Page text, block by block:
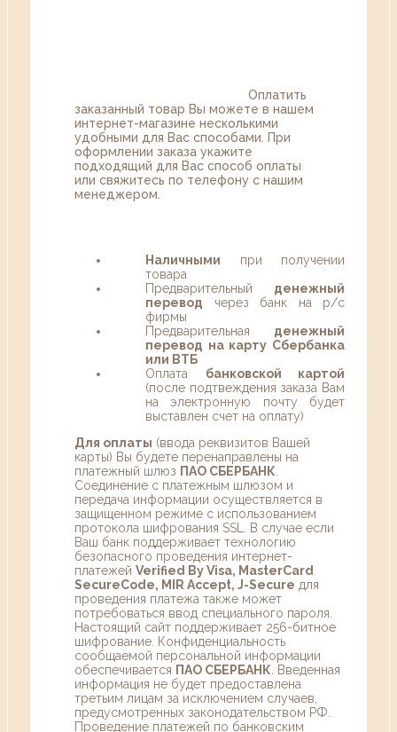
Оплатить
заказанный товар Вы можете в нашем
интернет-магазине несколькими
удобными для Вас способами. При
оформлении заказа укажите
подходящий для Вас способ оплаты
или свяжитесь по телефону с нашим
менеджером.
Наличными при получении
товара
Предварительный денежный
перевод через банк на р/с
фирмы
Предварительная денежный
перевод на карту Сбербанка
или ВТБ
Оплата банковской картой
(после подтвеждения заказа Вам
на электронную почту будет
выставлен счет на оплату)
Для оплаты (ввода реквизитов Вашей
карты) Вы будете перенаправлены на
платежный шлюз ПАО СБЕРБАНК
Соединение с платежным шлюзом и
передача информации осуществляется в
защищенном режиме с использованием
протокола шифрования SSL. В случае если
Ваш банк поддерживает технологию
безопасного проведения интернет-
платежей Verified By Visa, MasterCard
SecureCode, MIR Accept, J-Secure для
проведения платежа также может
потребоваться ввод специального пароля.
Настоящий сайт поддерживает 256-битное
шифрование. Конфиденциальность
сообщаемой персональной информации
обеспечивается ПАО СБЕРБАНК . Введенная
информация не будет предоставлена
третьим лицам за исключением случаев,
предусмотренных законодательством РФ.
Проведение платежей по банковским